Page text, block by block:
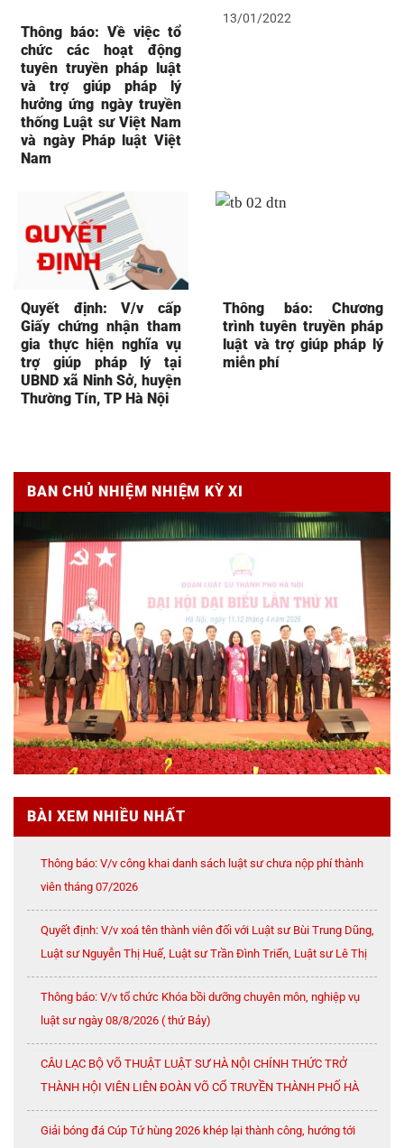
Thông báo: Về việc tổ
chức các hoạt động
tuyên truyền pháp luật
và trợ giúp pháp lý
hưởng ứng ngày truyền
thống Luật sư Việt Nam
và ngày Pháp luật Việt
Nam
13/01/2022
Quyết định: V/v cấp
Giấy chứng nhận tham
gia thực hiện nghĩa vụ
trợ giúp pháp lý tại
UBND xã Ninh Sở, huyện
Thường Tín, TP Hà Nội
Thông báo: Chương
trình tuyên truyền pháp
luật và trợ giúp pháp lý
miễn phí
BAN CHỦ NHIỆM NHIỆM KỲ XI
BÀI XEM NHIỀU NHẤT
Thông báo: V/v công khai danh sách luật sư chưa nộp phí thành
viên tháng 07/2026
Quyết định: V/v xoá tên thành viên đối với Luật sư Bùi Trung Dũng,
Luật sư Nguyễn Thị Huế, Luật sư Trần Đình Triển, Luật sư Lê Thị
Oanh
Thông báo: V/v tổ chức Khóa bồi dưỡng chuyên môn, nghiệp vụ
luật sư ngày 08/8/2026 ( thứ Bảy)
CÂU LẠC BỘ VÕ THUẬT LUẬT SƯ HÀ NỘI CHÍNH THỨC TRỞ
THÀNH HỘI VIÊN LIÊN ĐOÀN VÕ CỔ TRUYỀN THÀNH PHỐ HÀ
NỘI
Giải bóng đá Cúp Tứ hùng 2026 khép lại thành công, hướng tới